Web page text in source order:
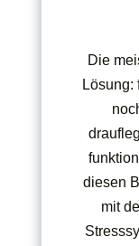
Die
Lösung:
diesen
mit